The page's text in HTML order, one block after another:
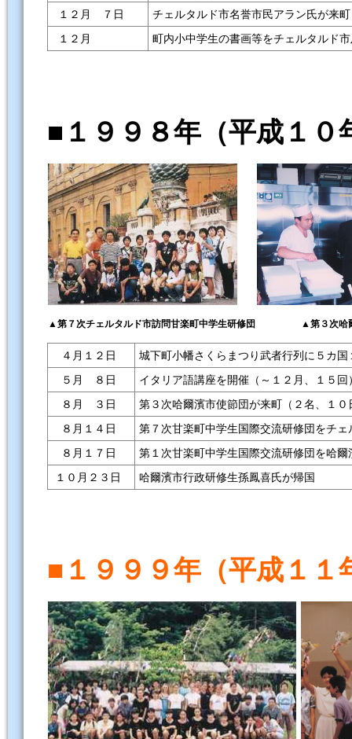
１２月 ７日
チェルタルド市名誉市民アラン氏が来
１２月
町内小中学生の書画等をチェルタルド
■１９９８年（平成１０
▲第７次チェルタルド市訪問甘楽町中学生研修団 ▲第３次哈
４月１２日
城下町小幡さくらまつり武者行列に５カ
５月 ８日
イタリア語講座を開催（～１２月、１５
８月 ３日
第３次哈爾濱市使節団が来町（２名、１０
８月１４日
第７次甘楽町中学生国際交流研修団をチ
８月１７日
第１次甘楽町中学生国際交流研修団を哈
１０月２３日
哈爾濱市行政研修生孫鳳喜氏が帰国
■１９９９年（平成１１